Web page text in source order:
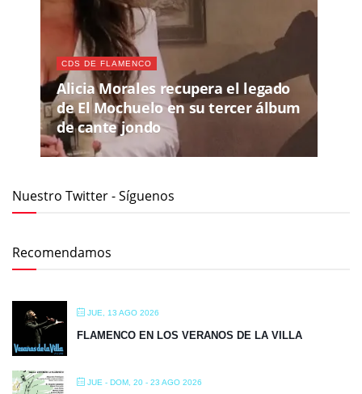
CDS DE FLAMENCO
Alicia Morales recupera el legado
de El Mochuelo en su tercer álbum
de cante jondo
Nuestro Twitter - Síguenos
Recomendamos
JUE, 13 AGO 2026
FLAMENCO EN LOS VERANOS DE LA VILLA
JUE - DOM, 20 - 23 AGO 2026